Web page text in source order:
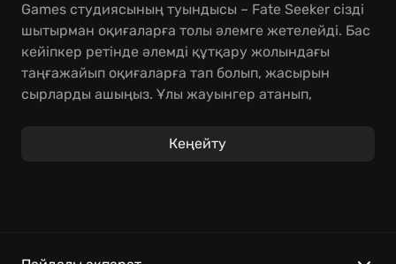
Games студиясының туындысы – Fate Seeker сізді
шытырман оқиғаларға толы әлемге жетелейді. Бас
кейіпкер ретінде әлемді құтқару жолындағы
таңғажайып оқиғаларға тап болып, жасырын
сырларды ашыңыз. Ұлы жауынгер атанып,
болып, тыныштық табасыз ба – бұл сіздің
Кеңейту